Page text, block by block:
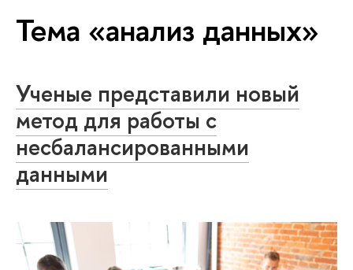
Тема «анализ данных»
Ученые представили новый
метод для работы с
несбалансированными
данными